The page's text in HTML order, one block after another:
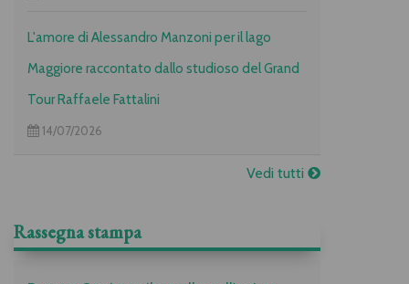
L'amore di Alessandro Manzoni per il lago
Maggiore raccontato dallo studioso del Grand
Tour Raffaele Fattalini
14/07/2026
Vedi tutti
Rassegna stampa